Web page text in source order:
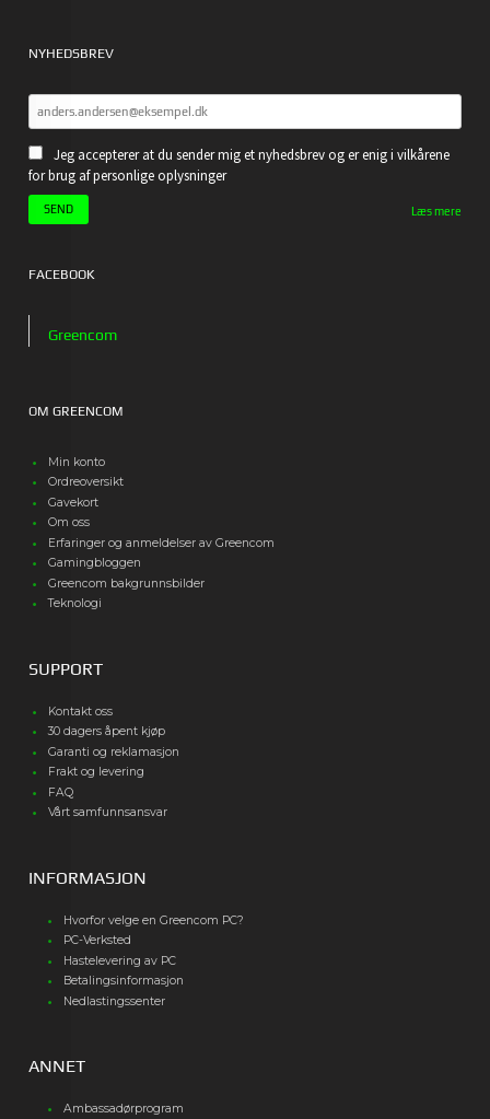
NYHEDSBREV
Jeg accepterer at du sender mig et nyhedsbrev og er enig i vilkårene
for brug af personlige oplysninger
Læs mere
FACEBOOK
Greencom
OM GREENCOM
Min konto
Ordreoversikt
Gavekort
Om oss
Erfaringer og anmeldelser av Greencom
Gamingbloggen
Greencom bakgrunnsbilder
Teknologi
SUPPORT
Kontakt oss
30 dagers åpent kjøp
Garanti og reklamasjon
Frakt og levering
FAQ
Vårt samfunnsansvar
INFORMASJON
Hvorfor velge en Greencom PC?
PC-Verksted
Hastelevering av PC
Betalingsinformasjon
Nedlastingssenter
ANNET
Ambassadørprogram